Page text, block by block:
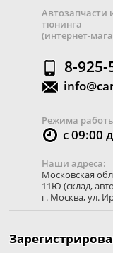
Автозапчасти
тюнинга
(интернет-
8-925-
Режима
с 09:00
Наши адреса:
Московская
11Ю (склад,
г. Москва,ул.